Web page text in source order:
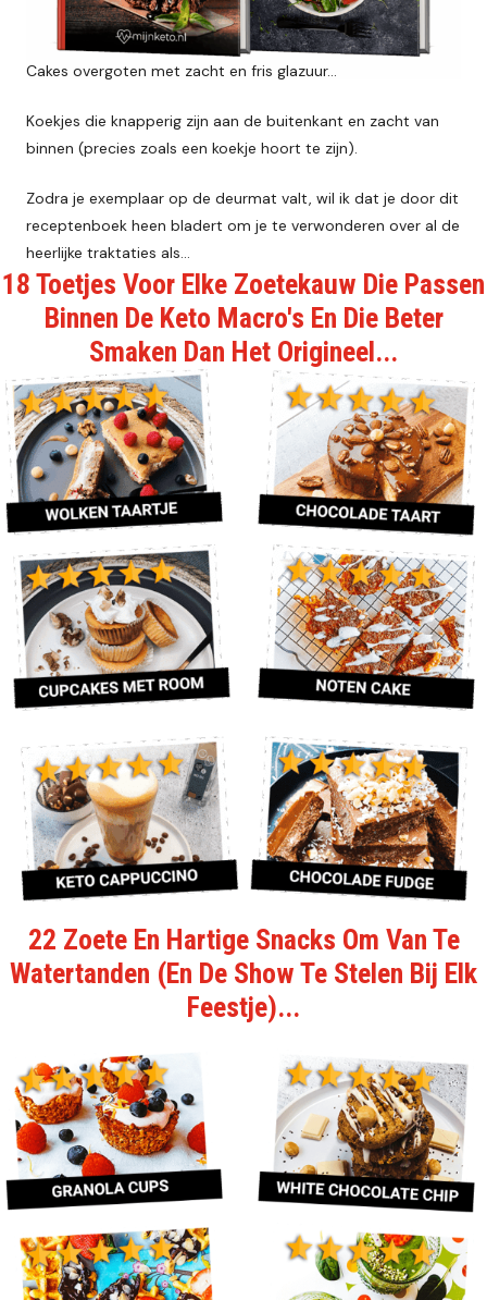
Cakes overgoten met zacht en fris glazuur…
Koekjes die knapperig zijn aan de buitenkant en zacht van
binnen (precies zoals een koekje hoort te zijn).
Zodra je exemplaar op de deurmat valt, wil ik dat je door dit
receptenboek heen bladert om je te verwonderen over al de
heerlijke traktaties als…
18 Toetjes Voor Elke Zoetekauw Die Passen
Binnen De Keto Macro's En Die Beter
Smaken Dan Het Origineel...
22 Zoete En Hartige Snacks Om Van Te
Watertanden (En De Show Te Stelen Bij Elk
Feestje)...